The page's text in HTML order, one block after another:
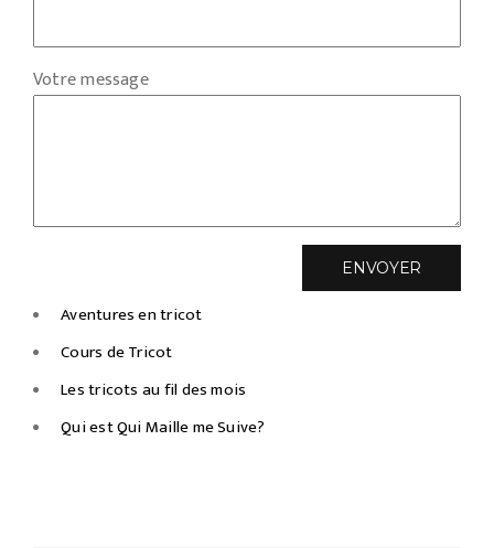
Votre message
Aventures en tricot
Cours de Tricot
Les tricots au fil des mois
Qui est Qui Maille me Suive?